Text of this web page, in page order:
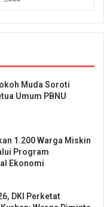
Muda Soroti
Umum PBNU
1.200 Warga Miskin
Program
Ekonomi
DKI Perketat